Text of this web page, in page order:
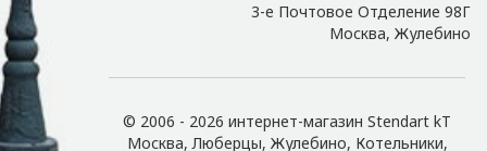
компанией Деловые Линии.
3-е Почтовое Отделение 98Г
Москва, Жулебино
© 2006 - 2026 интернет-магазин Stendart kT
Москва, Люберцы, Жулебино, Котельники,